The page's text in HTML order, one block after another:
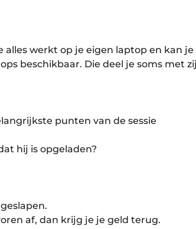
werkt op je eigen laptop en kan je
beschikbaar. Die deel je soms met
punten van de sessie
hij is opgeladen?
af, dan krijg je je geld terug.